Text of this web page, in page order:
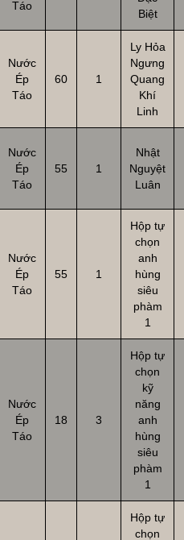
Táo
Biệt
Nước
Ép
Táo
60 1
Ly Hỏa
Ngưng
Quang
Khí
Linh
Nước
Ép
Táo
55 1
Nhật
Nguyệt
Luân
Nước
Ép
Táo
55 1
Hộp tự
chọn
anh
hùng
siêu
phàm
1
Nước
Ép
Táo
18 3
Hộp tự
chọn
kỹ
năng
anh
hùng
siêu
phàm
1
Hộp tự
chọn